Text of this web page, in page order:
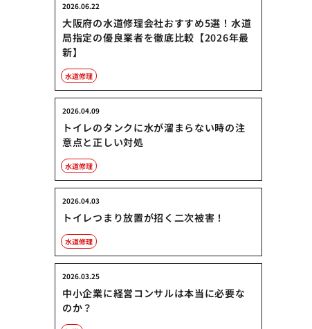
大阪府の水道修理会社おすすめ5選！水道
局指定の優良業者を徹底比較【2026年最
新】
2026.06.22
水道修理
トイレのタンクに水が溜まらない時の注
意点と正しい対処
2026.04.09
水道修理
トイレつまり放置が招く二次被害！
2026.04.03
水道修理
中小企業に経営コンサルは本当に必要な
のか？
2026.03.25